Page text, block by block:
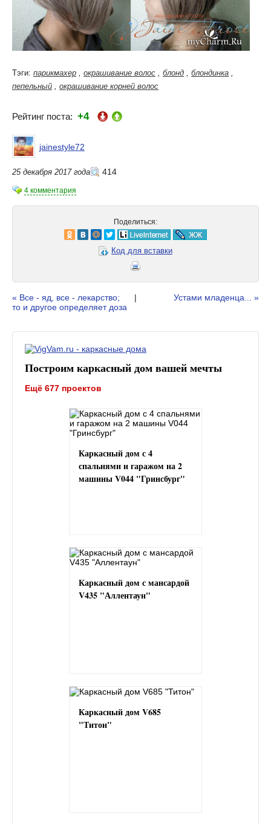
Тэги: парикмахер , окрашивание волос , блонд , блондинка ,
пепельный , окрашивание корней волос
Рейтинг поста: +4
jainestyle72
25 декабря 2017 года 414
4 комментария
Поделиться:
Код для вставки
« Все - яд, все - лекарство;
то и другое определяет доза
| Устами младенца... »
Построим каркасный дом вашей мечты
Ещё 677 проектов
Каркасный дом с 4
спальнями и гаражом на 2
машины V044 "Гринсбург"
Каркасный дом с мансардой
V435 "Аллентаун"
Каркасный дом V685
"Титон"